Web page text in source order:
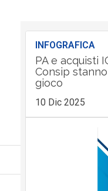
INFOGRAFICA
PA e acquisti
Consip
gioco
10 Dic 2025